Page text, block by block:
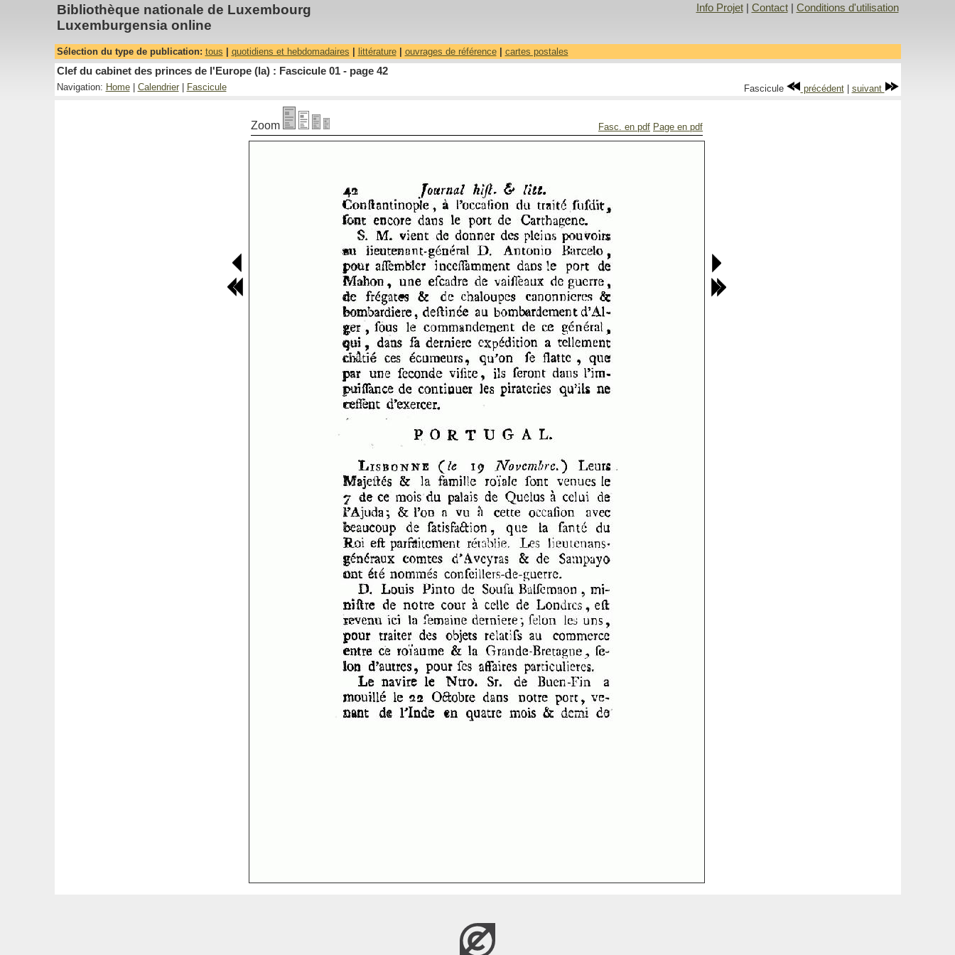
Bibliothèque nationale de Luxembourg
Luxemburgensia online
Info Projet| Contact| Conditions d'utilisation
Sélection du type de publication: tous quotidiens et hebdomadaires littérature| ouvrages de référence| cartes postales
Clef du cabinet des princes de l'Europe (la) : Fascicule 01 - page 42
Navigation: Home| Calendrier| Fascicule Fascicule précédent| suivant
Zoom Fasc. en pdf Page en pdf